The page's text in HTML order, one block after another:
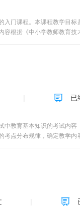
门课程。本课程教学目标
根据《中小学教师教育技
已
教育基本知识的考试内
点分布规律，确定教学内
的同学以本班老师的学习